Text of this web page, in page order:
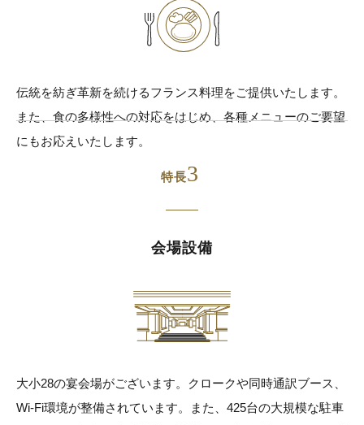
伝統を紡ぎ革新を続けるフランス料理をご提供いたします。
また、食の多様性への対応をはじめ、各種メニューのご要望
にもお応えいたします。
特長3
会場設備
大小28の宴会場がございます。クロークや同時通訳ブース、
Wi-Fi環境が整備されています。また、425台の大規模な駐車